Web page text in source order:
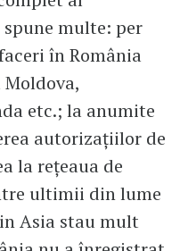
multe: per
în România
etc.; la anumite
autorizațiilor de
la rețeaua de
ultimii din lume
Asia stau mult